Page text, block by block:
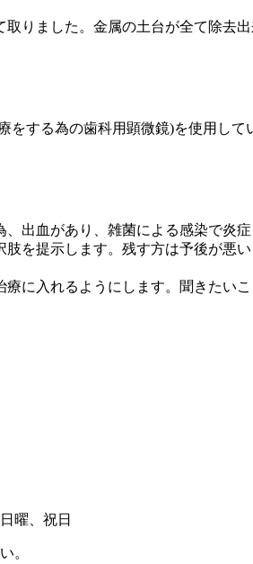
りました。金属の土台が全て除去
する為の歯科用顕微鏡)を使用して
出血があり、雑菌による感染で炎症
を提示します。残す方は予後が悪
に入れるようにします。聞きたい
曜、祝日
。